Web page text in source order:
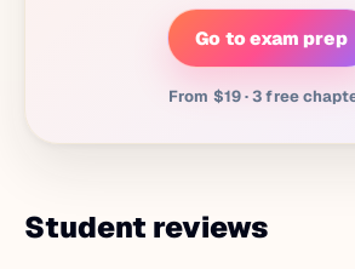
Go to exam prep
From $19 · 3 free
Student reviews